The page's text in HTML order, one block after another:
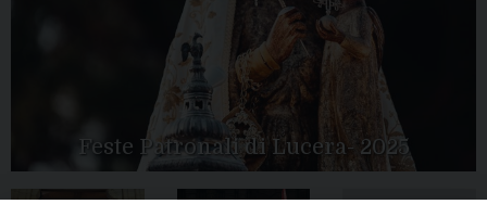
Feste Patronali di Lucera- 2025